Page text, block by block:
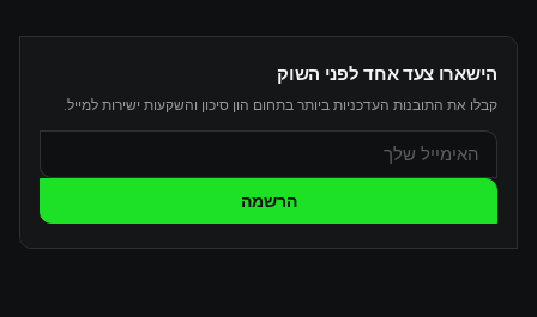
הישארו צעד אחד לפני השוק
קבלו את התובנות העדכניות ביותר בתחום הון סיכון והשקעות ישירות למייל.
הרשמה